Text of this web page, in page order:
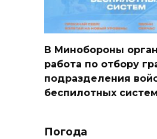
В Минобороны
работа по отбору
подразделения
беспилотных
Погода